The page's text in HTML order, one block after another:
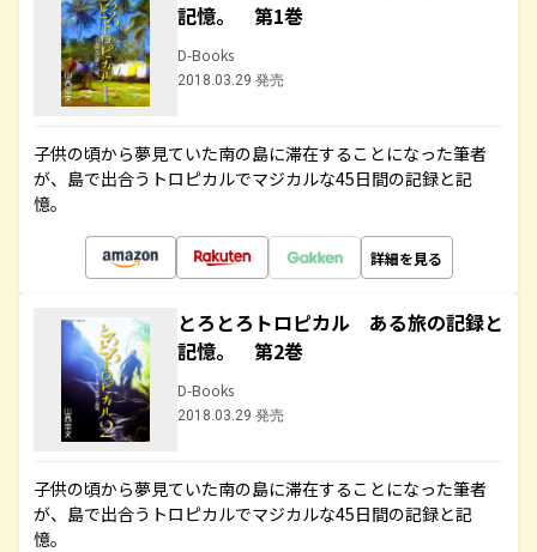
記憶。 第1巻
D-Books
2018.03.29 発売
子供の頃から夢見ていた南の島に滞在することになった筆者
が、島で出合うトロピカルでマジカルな45日間の記録と記
憶。
詳細を見る
とろとろトロピカル ある旅の記録と
記憶。 第2巻
D-Books
2018.03.29 発売
子供の頃から夢見ていた南の島に滞在することになった筆者
が、島で出合うトロピカルでマジカルな45日間の記録と記
憶。